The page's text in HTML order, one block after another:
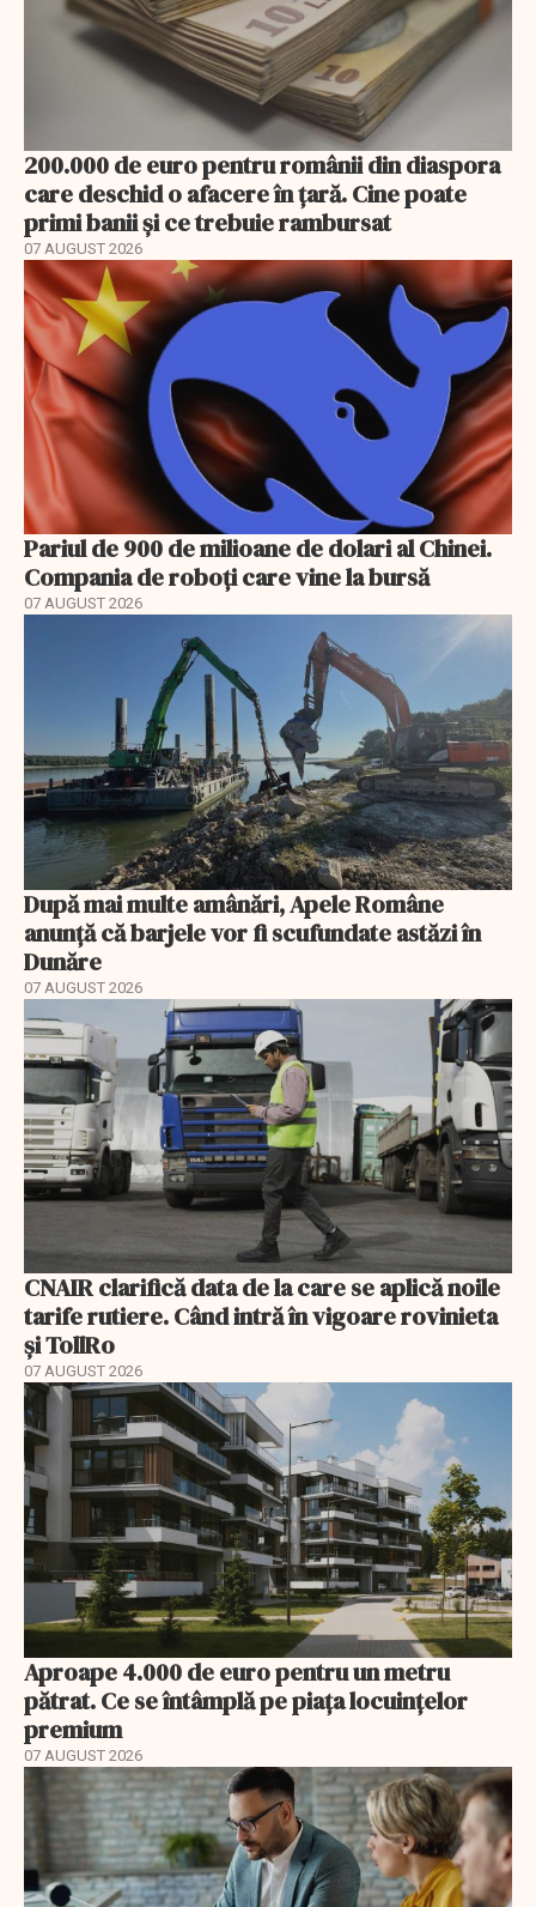
200.000 de euro pentru românii din diaspora
care deschid o afacere în țară. Cine poate
primi banii și ce trebuie rambursat
07 AUGUST 2026
Pariul de 900 de milioane de dolari al Chinei.
Compania de roboți care vine la bursă
07 AUGUST 2026
După mai multe amânări, Apele Române
anunță că barjele vor fi scufundate astăzi în
Dunăre
07 AUGUST 2026
CNAIR clarifică data de la care se aplică noile
tarife rutiere. Când intră în vigoare rovinieta
și TollRo
07 AUGUST 2026
Aproape 4.000 de euro pentru un metru
pătrat. Ce se întâmplă pe piața locuințelor
premium
07 AUGUST 2026